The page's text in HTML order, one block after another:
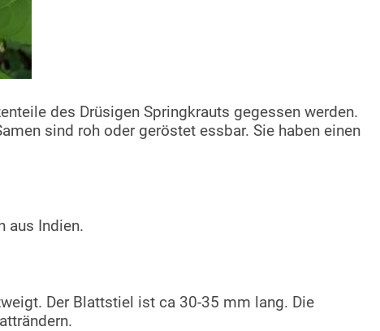
des Drüsigen Springkrauts gegessen werden.
sind roh oder geröstet essbar. Sie haben einen
aus Indien.
Der Blattstiel ist ca 30-35 mm lang. Die